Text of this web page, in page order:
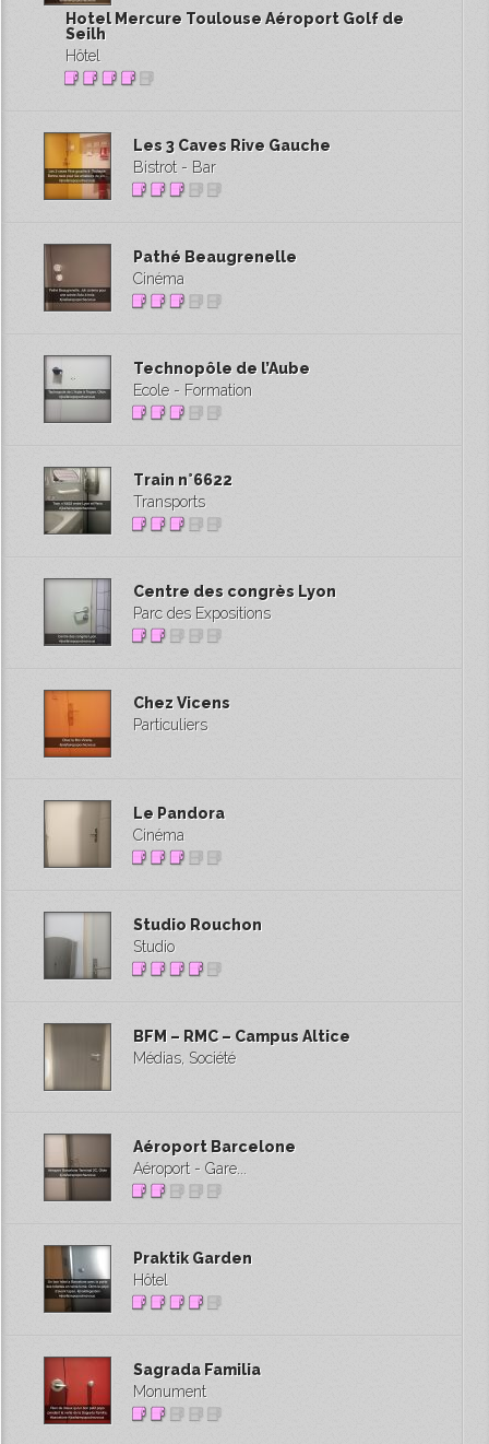
Hotel Mercure Toulouse Aéroport Golf de
Seilh
Hôtel
Les 3 Caves Rive Gauche
Bistrot - Bar
Pathé Beaugrenelle
Cinéma
Technopôle de l’Aube
Ecole - Formation
Train n°6622
Transports
Centre des congrès Lyon
Parc des Expositions
Chez Vicens
Particuliers
Le Pandora
Cinéma
Studio Rouchon
Studio
BFM – RMC – Campus Altice
Médias, Société
Aéroport Barcelone
Aéroport - Gare...
Praktik Garden
Hôtel
Sagrada Familia
Monument